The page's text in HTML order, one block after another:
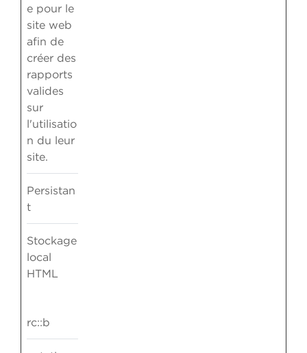
e pour le
site web
afin de
créer des
rapports
valides
sur
l'utilisatio
n du leur
site.
Persistan
t
Stockage
local
HTML
rc::b